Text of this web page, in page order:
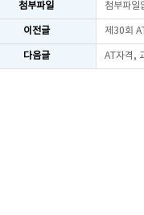
첨부파일 첨부파일
이전글 제30회
다음글 AT자격,